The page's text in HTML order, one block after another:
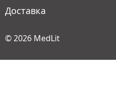
Доставка
© 2026 MedLit